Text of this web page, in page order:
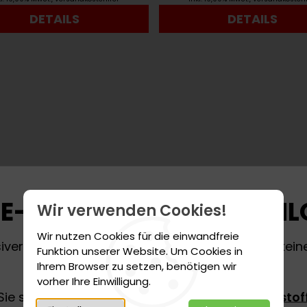
Wir verwenden Cookies!
Wir nutzen Cookies für die einwandfreie
Funktion unserer Website. Um Cookies in
Ihrem Browser zu setzen, benötigen wir
vorher Ihre Einwilligung.
SHOP DERZEIT
Lieferkettenunterbrechungen sind aktuell
unseren Online-Shop möglich.
sich an unseren Innendienst unter
DETAILS DETAILS
Tellus S2 MA 46
92,30 €
4,62 € /1 l
Shell Tellus S3 V
112,10 €
5,61 € /